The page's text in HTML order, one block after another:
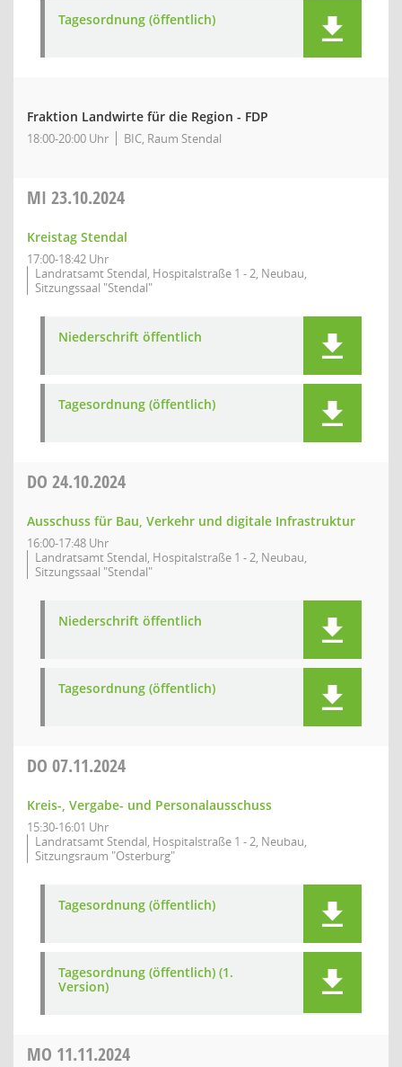
Tagesordnung (öffentlich)
Fraktion Landwirte für die Region - FDP
18:00-20:00 Uhr BIC, Raum Stendal
MI 23.10.2024
Kreistag Stendal
17:00-18:42 Uhr
Landratsamt Stendal, Hospitalstraße 1 - 2, Neubau,
Sitzungssaal "Stendal"
Niederschrift öffentlich
Tagesordnung (öffentlich)
DO 24.10.2024
Ausschuss für Bau, Verkehr und digitale Infrastruktur
16:00-17:48 Uhr
Landratsamt Stendal, Hospitalstraße 1 - 2, Neubau,
Sitzungssaal "Stendal"
Niederschrift öffentlich
Tagesordnung (öffentlich)
DO 07.11.2024
Kreis-, Vergabe- und Personalausschuss
15:30-16:01 Uhr
Landratsamt Stendal, Hospitalstraße 1 - 2, Neubau,
Sitzungsraum "Osterburg"
Tagesordnung (öffentlich)
Tagesordnung (öffentlich) (1.
Version)
MO 11.11.2024